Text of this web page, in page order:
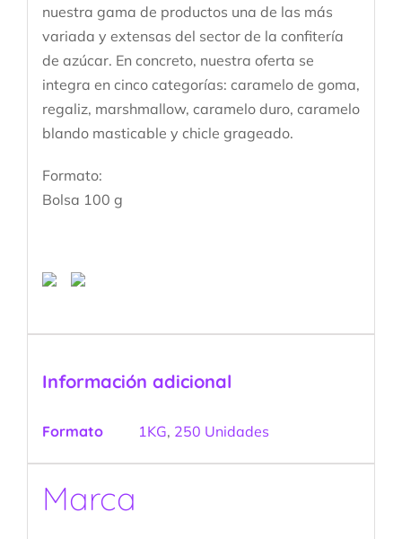
nuestra gama de productos una de las más
variada y extensas del sector de la confitería
de azúcar. En concreto, nuestra oferta se
integra en cinco categorías: caramelo de goma,
regaliz, marshmallow, caramelo duro, caramelo
blando masticable y chicle grageado.
Formato:
Bolsa 100 g
Información adicional
Formato 1KG, 250 Unidades
Marca